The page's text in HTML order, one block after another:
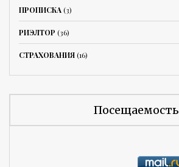
ПРОПИСКА(3)
РИЭЛТОР (36)
СТРАХОВАНИЯ(16)
Посещаемость